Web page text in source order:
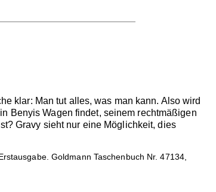
klar: Man tut alles, was man kann. Also wird
Benyis Wagen findet, seinem rechtmäßigen
Gravy sieht nur eine Möglichkeit, dies
Goldmann Taschenbuch Nr. 47134,